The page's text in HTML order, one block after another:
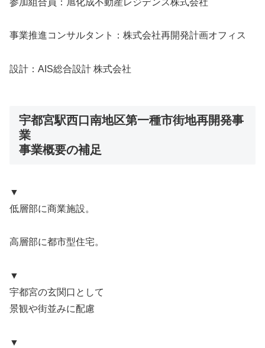
事業推進コンサルタント：株式会社再開発計画オフィス
設計：AIS総合設計 株式会社
宇都宮駅西口南地区第一種市街地再開発事
業
事業概要の補足
▼
低層部に商業施設。
高層部に都市型住宅。
▼
宇都宮の玄関口として
景観や街並みに配慮
▼